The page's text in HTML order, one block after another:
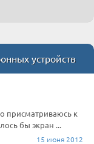
устройств
присматриваюсь к
бы экран ...
15 июня 2012